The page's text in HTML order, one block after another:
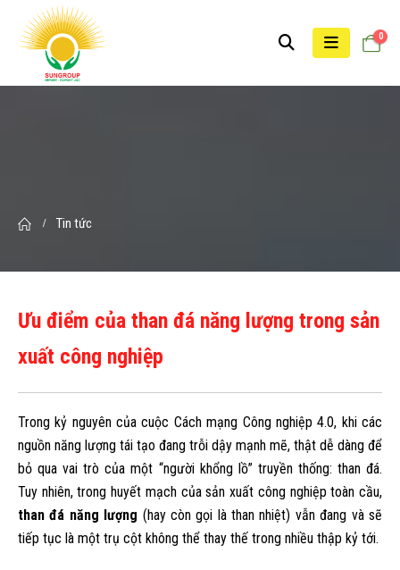
0
Tin tức
Ưu điểm của than đá năng lượng trong sản
xuất công nghiệp
Trong kỷ nguyên của cuộc Cách mạng Công nghiệp 4.0, khi các
nguồn năng lượng tái tạo đang trỗi dậy mạnh mẽ, thật dễ dàng để
bỏ qua vai trò của một “người khổng lồ” truyền thống: than đá.
Tuy nhiên, trong huyết mạch của sản xuất công nghiệp toàn cầu,
than đá năng lượng (hay còn gọi là than nhiệt) vẫn đang và sẽ
tiếp tục là một trụ cột không thể thay thế trong nhiều thập kỷ tới.